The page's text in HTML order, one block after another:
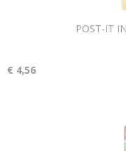
POST-IT
€ 4,56